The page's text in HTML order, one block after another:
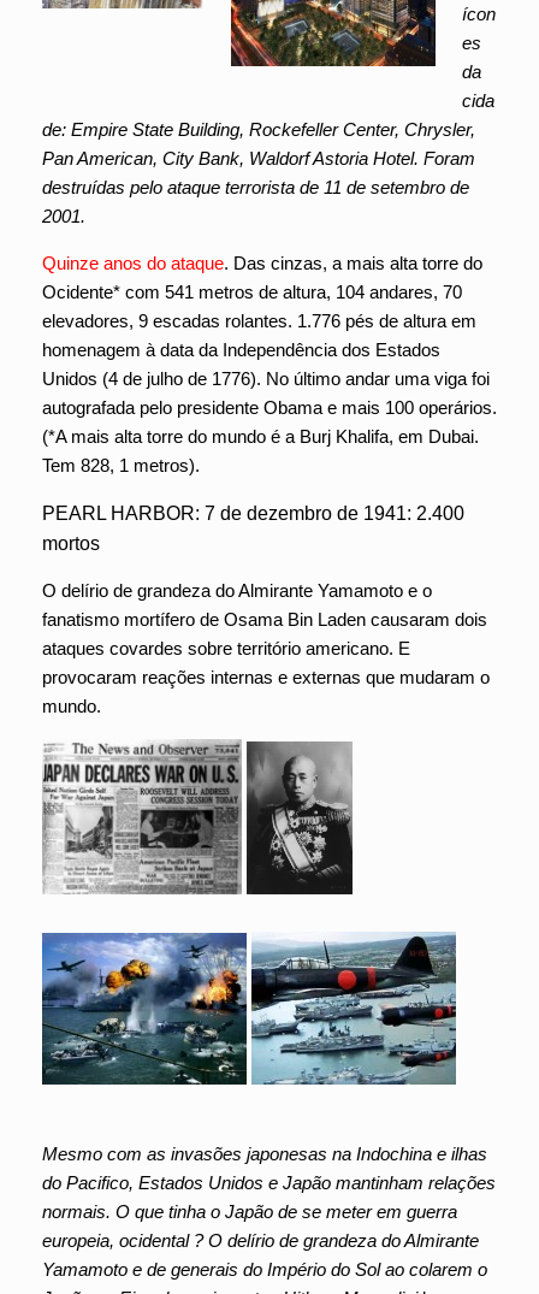
ícon
es
da
cida
de: Empire State Building, Rockefeller Center, Chrysler,
Pan American, City Bank, Waldorf Astoria Hotel. Foram
destruídas pelo ataque terrorista de 11 de setembro de
2001.
Quinze anos do ataque. Das cinzas, a mais alta torre do
Ocidente* com 541 metros de altura, 104 andares, 70
elevadores, 9 escadas rolantes. 1.776 pés de altura em
homenagem à data da Independência dos Estados
Unidos (4 de julho de 1776). No último andar uma viga foi
autografada pelo presidente Obama e mais 100 operários.
(*A mais alta torre do mundo é a Burj Khalifa, em Dubai.
Tem 828, 1 metros).
PEARL HARBOR: 7 de dezembro de 1941: 2.400
mortos
O delírio de grandeza do Almirante Yamamoto e o
fanatismo mortífero de Osama Bin Laden causaram dois
ataques covardes sobre território americano. E
provocaram reações internas e externas que mudaram o
mundo.
Mesmo com as invasões japonesas na Indochina e ilhas
do Pacifico, Estados Unidos e Japão mantinham relações
normais. O que tinha o Japão de se meter em guerra
europeia, ocidental ? O delírio de grandeza do Almirante
Yamamoto e de generais do Império do Solao colarem o